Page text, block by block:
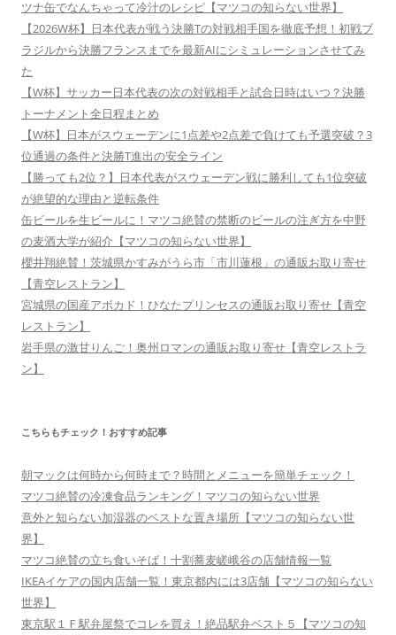
ツナ缶でなんちゃって冷汁のレシピ【マツコの知らない世界】
【2026W杯】日本代表が戦う決勝Tの対戦相手国を徹底予想！初戦ブ
ラジルから決勝フランスまでを最新AIにシミュレーションさせてみ
た
【W杯】サッカー日本代表の次の対戦相手と試合日時はいつ？決勝
トーナメント全日程まとめ
【W杯】日本がスウェーデンに1点差や2点差で負けても予選突破？3
位通過の条件と決勝T進出の安全ライン
【勝っても2位？】日本代表がスウェーデン戦に勝利しても1位突破
が絶望的な理由と逆転条件
缶ビールを生ビールに！マツコ絶賛の禁断のビールの注ぎ方を中野
の麦酒大学が紹介【マツコの知らない世界】
櫻井翔絶賛！茨城県かすみがうら市「市川蓮根」の通販お取り寄せ
【青空レストラン】
宮城県の国産アボカド！ひなたプリンセスの通販お取り寄せ【青空
レストラン】
岩手県の激甘りんご！奥州ロマンの通販お取り寄せ【青空レストラ
ン】
こちらもチェック！おすすめ記事
朝マックは何時から何時まで？時間とメニューを簡単チェック！
マツコ絶賛の冷凍食品ランキング！マツコの知らない世界
意外と知らない加湿器のベストな置き場所【マツコの知らない世
界】
マツコ絶賛の立ち食いそば！十割蕎麦嵯峨谷の店舗情報一覧
IKEAイケアの国内店舗一覧！東京都内には3店舗【マツコの知らない
世界】
東京駅１Ｆ駅弁屋祭でコレを買え！絶品駅弁ベスト５【マツコの知